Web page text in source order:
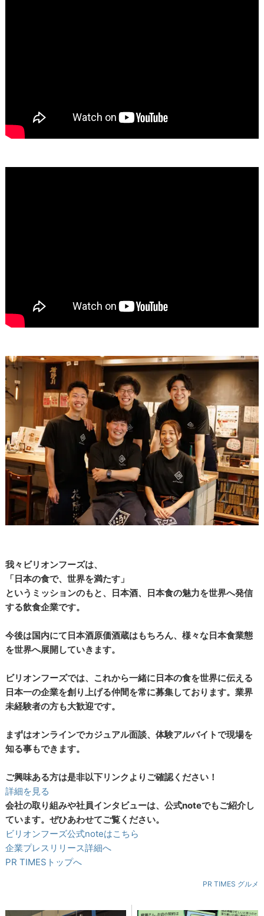
我々ビリオンフーズは、
「日本の食で、世界を満たす」
というミッションのもと、日本酒、日本食の魅力を世界へ発信
する飲食企業です。
今後は国内にて日本酒原価酒蔵はもちろん、様々な日本食業態
を世界へ展開していきます。
ビリオンフーズでは、これから一緒に日本の食を世界に伝える
日本一の企業を創り上げる仲間を常に募集しております。業界
未経験者の方も大歓迎です。
まずはオンラインでカジュアル面談、体験アルバイトで現場を
知る事もできます。
ご興味ある方は是非以下リンクよりご確認ください！
詳細を見る
会社の取り組みや社員インタビューは、公式noteでもご紹介し
ています。ぜひあわせてご覧ください。
ビリオンフーズ公式noteはこちら
企業プレスリリース詳細へ
PR TIMESトップへ
PR TIMES グルメ